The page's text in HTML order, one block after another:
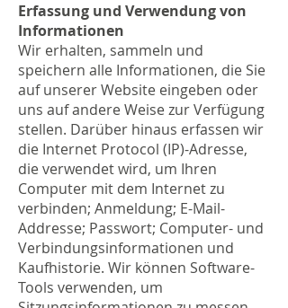
Erfassung und Verwendung von
Informationen
Wir erhalten, sammeln und
speichern alle Informationen, die Sie
auf unserer Website eingeben oder
uns auf andere Weise zur Verfügung
stellen. Darüber hinaus erfassen wir
die Internet Protocol (IP)-Adresse,
die verwendet wird, um Ihren
Computer mit dem Internet zu
verbinden; Anmeldung; E-Mail-
Addresse; Passwort; Computer- und
Verbindungsinformationen und
Kaufhistorie. Wir können Software-
Tools verwenden, um